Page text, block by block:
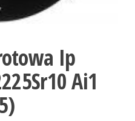
Ip
Ai1